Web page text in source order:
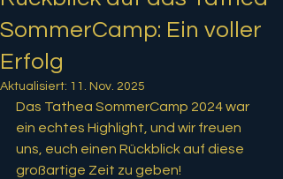
SommerCamp: Ein voller
Erfolg
Aktualisiert: 11. Nov. 2025
Das Tathea SommerCamp 2024 war
ein echtes Highlight, und wir freuen
uns, euch einen Rückblick auf diese
großartige Zeit zu geben!